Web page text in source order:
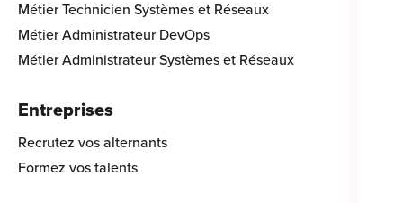
Métier Technicien Systèmes et Réseaux
Métier Administrateur DevOps
Métier Administrateur Systèmes et Réseaux
Entreprises
Recrutez vos alternants
Formez vos talents